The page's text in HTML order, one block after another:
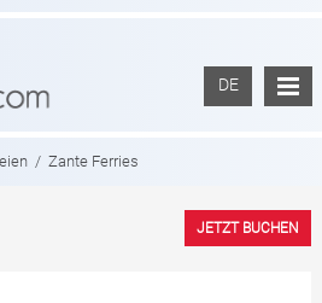
DE
/ Zante Ferries
JETZT BUCHEN